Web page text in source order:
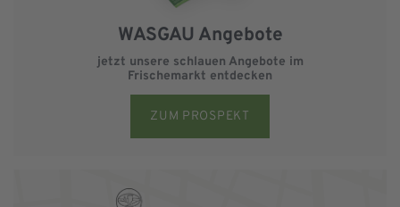
WASGAU Angebote
jetzt unsere schlauen Angebote im
Frischemarkt entdecken
ZUM PROSPEKT